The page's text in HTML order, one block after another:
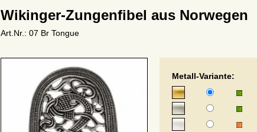
Wikinger-Zungenfibel aus Norwegen
Art.Nr.: 07 Br Tongue
Metall-Variante: